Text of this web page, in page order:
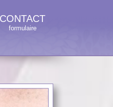
CONTACT
formulaire